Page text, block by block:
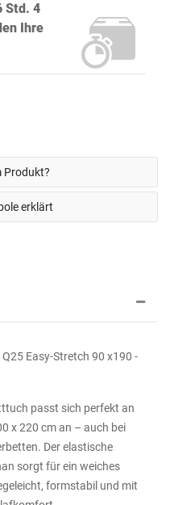
Std. 4
Ihre
Produkt?
erklärt
Easy-Stretch 90 x190 -
passt sich perfekt an
x 220 cm an – auch bei
Der elastische
sorgt für ein weiches
formstabil und mit